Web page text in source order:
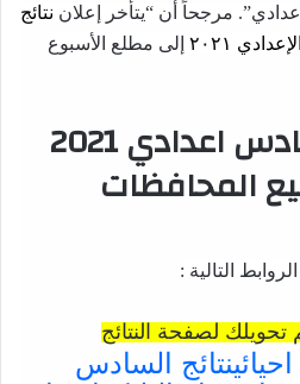
مرجحاً أن “يتأخر إعلان نتائج
٢٠٢١
إلى مطلع الأسبوع
تحميل نتائج السادس اعدادي 2021
المحافظات
التالية :
لصفحة النتائج
نتائج السادس